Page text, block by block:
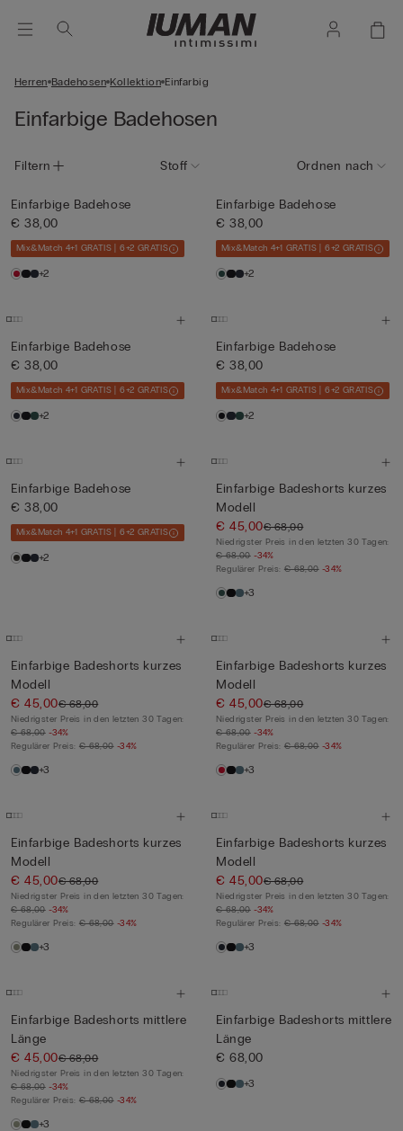
Herren Badehosen Kollektion Einfarbig
Einfarbige Badehosen
Filtern Stoff Ordnen nach
Einfarbige Badehose
€ 38,00
Mix&Match 4+1 GRATIS | 6+2 GRATIS
+2
Einfarbige Badehose
€ 38,00
Mix&Match 4+1 GRATIS | 6+2 GRATIS
+2
Einfarbige Badehose
€ 38,00
Mix&Match 4+1 GRATIS | 6+2 GRATIS
+2
Einfarbige Badehose
€ 38,00
Mix&Match 4+1 GRATIS | 6+2 GRATIS
+2
Einfarbige Badehose
€ 38,00
Mix&Match 4+1 GRATIS | 6+2 GRATIS
+2
Einfarbige Badeshorts kurzes
Modell
€ 45,00€ 68,00
Niedrigster Preis in den letzten 30 Tagen:
€ 68,00 -34%
Regulärer Preis: € 68,00 -34%
+3
Einfarbige Badeshorts kurzes
Modell
€ 45,00€ 68,00
Niedrigster Preis in den letzten 30 Tagen:
€ 68,00 -34%
Regulärer Preis: € 68,00 -34%
+3
Einfarbige Badeshorts kurzes
Modell
€ 45,00€ 68,00
Niedrigster Preis in den letzten 30 Tagen:
€ 68,00 -34%
Regulärer Preis: € 68,00 -34%
+3
Einfarbige Badeshorts kurzes
Modell
€ 45,00€ 68,00
Niedrigster Preis in den letzten 30 Tagen:
€ 68,00 -34%
Regulärer Preis: € 68,00 -34%
+3
Einfarbige Badeshorts kurzes
Modell
€ 45,00€ 68,00
Niedrigster Preis in den letzten 30 Tagen:
€ 68,00 -34%
Regulärer Preis: € 68,00 -34%
+3
Einfarbige Badeshorts mittlere
Länge
€ 45,00€ 68,00
Niedrigster Preis in den letzten 30 Tagen:
€ 68,00 -34%
Regulärer Preis: € 68,00 -34%
+3
Einfarbige Badeshorts mittlere
Länge
€ 68,00
+3